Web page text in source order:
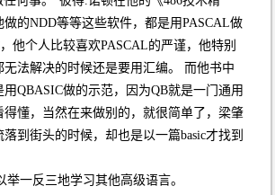
的NDD等等这些软件，都是用PASCAL做
他个人比较喜欢PASCAL的严谨，他特别
法解决的时候还是要用汇编。 而他书中
QBASIC做的示范，因为QB就是一门通用
得懂，当然在来做别的，就很简单了，梁肇
到街头的时候，却也是以一篇basic才找到
一反三地学习其他高级语言。